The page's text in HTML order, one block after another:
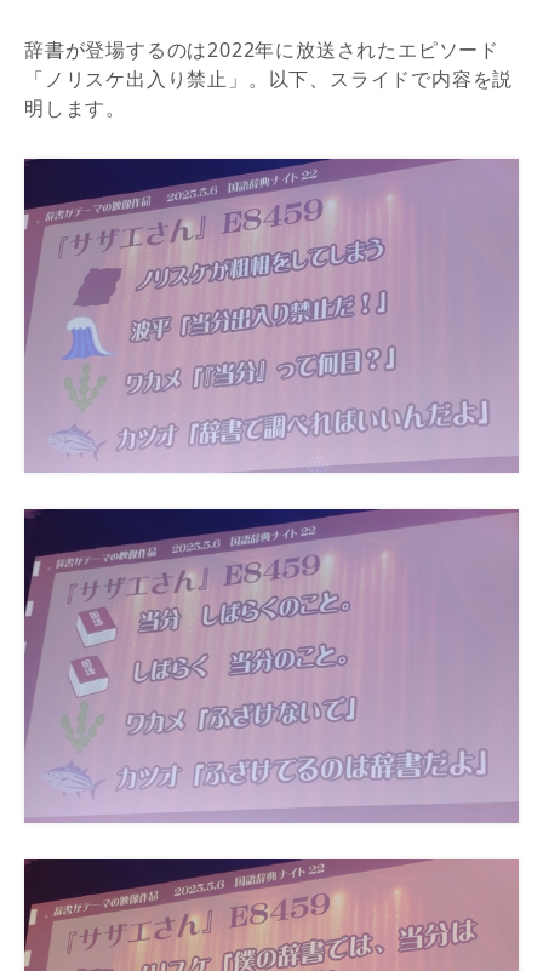
辞書が登場するのは2022年に放送されたエピソード
「ノリスケ出入り禁止」。以下、スライドで内容を説
明します。